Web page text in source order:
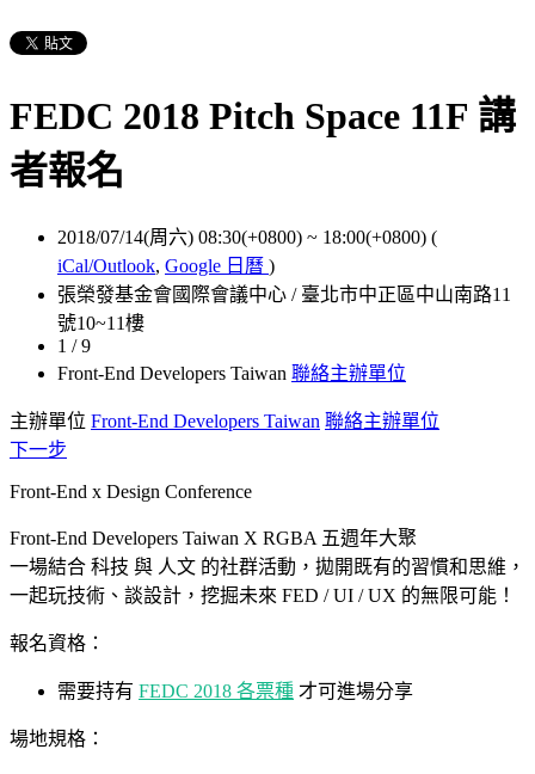
FEDC 2018 Pitch Space 11F 講
者報名
2018/07/14(周六) 08:30(+0800) ~ 18:00(+0800) (
iCal/Outlook, Google 日曆 )
張榮發基金會國際會議中心 / 臺北市中正區中山南路11
號10~11樓
1 / 9
Front-End Developers Taiwan 聯絡主辦單位
主辦單位 Front-End Developers Taiwan 聯絡主辦單位
下一步
Front-End x Design Conference
Front-End Developers Taiwan X RGBA 五週年大聚
一場結合 科技 與 人文 的社群活動，拋開既有的習慣和思維，
一起玩技術、談設計，挖掘未來 FED / UI / UX 的無限可能！
報名資格：
需要持有 FEDC 2018 各票種 才可進場分享
場地規格：